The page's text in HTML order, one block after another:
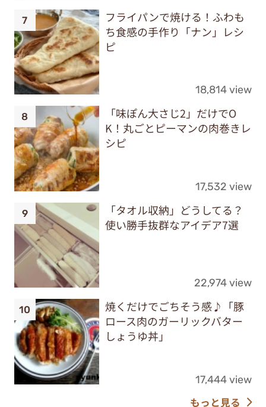
フライパンで焼ける！ふわも
ち食感の手作り「ナン」レシ
ピ
18,814 view
「味ぽん大さじ2」だけでO
K！丸ごとピーマンの肉巻きレ
シピ
17,532 view
「タオル収納」どうしてる？
使い勝手抜群なアイデア7選
22,974 view
焼くだけでごちそう感♪「豚
ロース肉のガーリックバター
しょうゆ丼」
17,444 view
もっと見る